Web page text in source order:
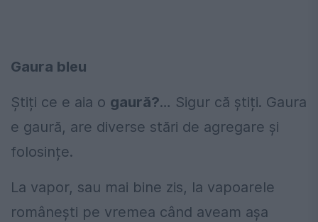
Gaura bleu
Știți ce e aia o gaură?… Sigur că știți. Gaura
e gaură, are diverse stări de agregare și
folosințe.
La vapor, sau mai bine zis, la vapoarele
românești pe vremea când aveam așa